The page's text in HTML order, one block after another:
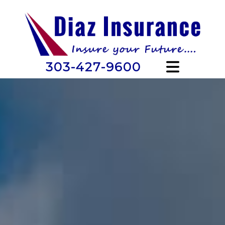
303-427-9600